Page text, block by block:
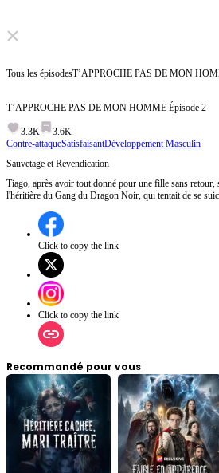
Tous les épisodesT’APPROCHE PAS DE MON
T’APPROCHE PAS DE MON HOMME Épisode 2
3.3K
3.6K
Contre-attaqueSatisfaisantDéveloppement Masculin
Sauvetage et Revendication
Tiago, après avoir tout donné pour une fille sans retour,
l'héritière du Gang du Dragon Noir, qui tentait de se
désormais.Comment Tiago va-t-il gérer cette nouvelle
été involontairement confiée ?
Click to copy the link
Click to copy the link
Recommandé pour vous